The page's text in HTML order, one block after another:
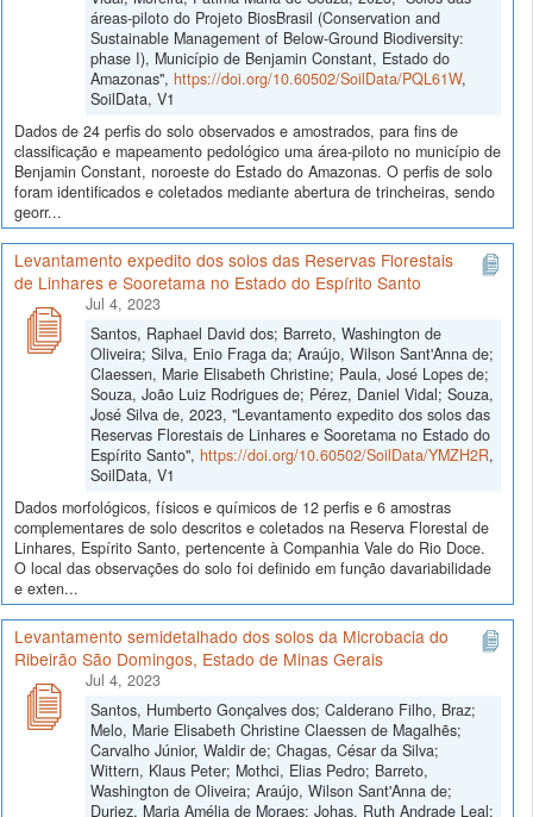
áreas-piloto do Projeto BiosBrasil (Conservation and
Sustainable Management of Below-Ground Biodiversity:
phase I), Município de Benjamin Constant, Estado do
Amazonas", https://doi.org/10.60502/SoilData/PQL61W,
SoilData, V1
Dados de 24 perfis do solo observados e amostrados, para fins de
classificação e mapeamento pedológico uma área-piloto no município de
Benjamin Constant, noroeste do Estado do Amazonas. O perfis de solo
foram identificados e coletados mediante abertura de trincheiras, sendo
georr...
Levantamento expedito dos solos das Reservas Florestais
de Linhares e Sooretama no Estado do Espírito Santo
Jul 4, 2023
Santos, Raphael David dos; Barreto, Washington de
Oliveira; Silva, Enio Fraga da; Araújo, Wilson Sant'Anna de;
Claessen, Marie Elisabeth Christine; Paula, José Lopes de;
Souza, João Luiz Rodrigues de; Pérez, Daniel Vidal; Souza,
José Silva de, 2023, "Levantamento expedito dos solos das
Reservas Florestais de Linhares e Sooretama no Estado do
Espírito Santo", https://doi.org/10.60502/SoilData/YMZH2R,
SoilData, V1
Dados morfológicos, físicos e químicos de 12 perfis e 6 amostras
complementares de solo descritos e coletados na Reserva Florestal de
Linhares, Espírito Santo, pertencente à Companhia Vale do Rio Doce.
O local das observações do solo foi definido em função davariabilidade
e exten...
Levantamento semidetalhado dos solos da Microbacia do
Ribeirão São Domingos, Estado de Minas Gerais
Jul 4, 2023
Santos, Humberto Gonçalves dos; Calderano Filho, Braz;
Melo, Marie Elisabeth Christine Claessen de Magalhẽs;
Carvalho Júnior, Waldir de; Chagas, César da Silva;
Wittern, Klaus Peter; Mothci, Elias Pedro; Barreto,
Washington de Oliveira; Araújo, Wilson Sant'Anna de;
Duriez, Maria Amélia de Moraes; Johas, Ruth Andrade Leal;